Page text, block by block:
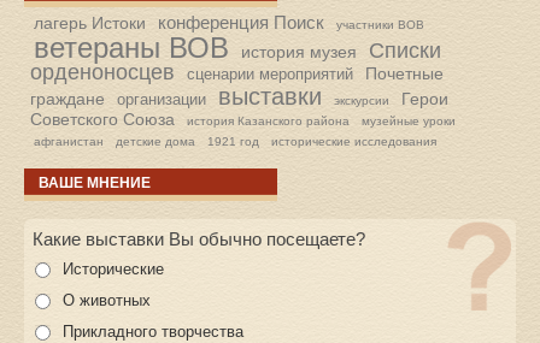
лагерь Истоки конференция Поиск участники ВОВ
ветераны ВОВ история музея
Списки
орденоносцев
сценарии мероприятий
Почетные
граждане
организации выставки экскурсии
Герои
Советского Союза
история Казанского района
музейные уроки
афганистан
детские дома 1921 год исторические исследования
ВАШЕ МНЕНИЕ
Какие выставки Вы обычно посещаете?
Исторические
О животных
Прикладного творчества